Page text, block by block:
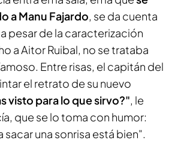
a Manu Fajardo, se da cuenta
pesar de la caracterización
a Aitor Ruibal, no se trataba
Entre risas, el capitán del
el retrato de su nuevo
visto para lo que sirvo?", le
que se lo toma con humor:
sacar una sonrisa está bien".